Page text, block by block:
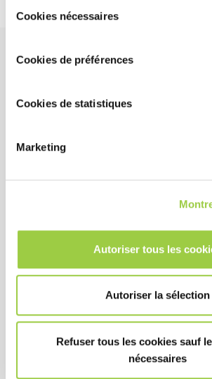
cookies.​ ​ ​
duCookies nécessaires
Cookies de préférences
Cookies de statistiques
Marketing
Autoriser tous les
Autoriser la sélection
Refuser tous les cookies sauf
nécessaires
优异的导热性
绝缘性能高
低动力粘度和低冰点降低了泵的负荷
消耗
无闪点：不需要使用防爆设备